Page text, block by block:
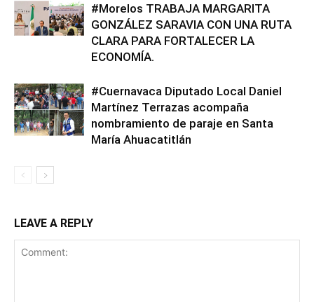
#Morelos TRABAJA MARGARITA
GONZÁLEZ SARAVIA CON UNA RUTA
CLARA PARA FORTALECER LA
ECONOMÍA.
#Cuernavaca Diputado Local Daniel
Martínez Terrazas acompaña
nombramiento de paraje en Santa
María Ahuacatitlán
LEAVE A REPLY